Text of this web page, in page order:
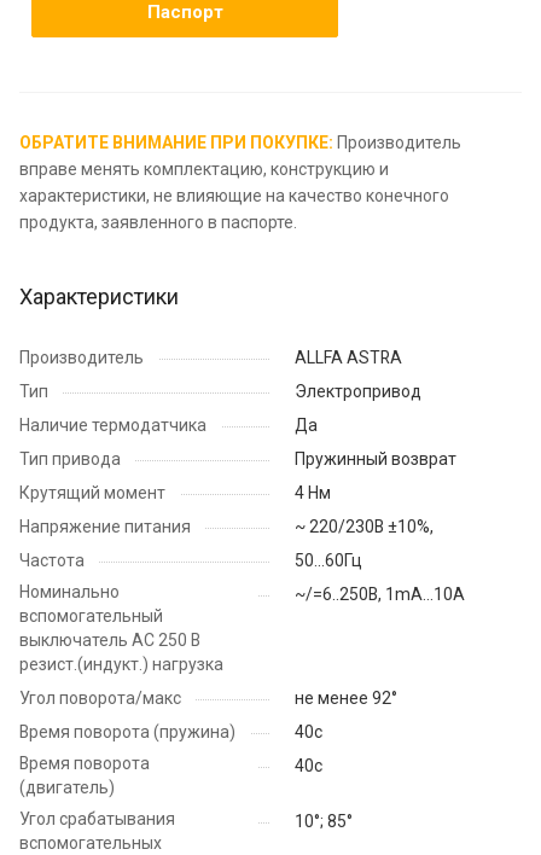
Паспорт
ОБРАТИТЕ ВНИМАНИЕ ПРИ ПОКУПКЕ: Производитель
вправе менять комплектацию, конструкцию и
характеристики, не влияющие на качество конечного
продукта, заявленного в паспорте.
Характеристики
Производитель
ALLFA ASTRA
Тип
Электропривод
Наличие термодатчика
Да
Тип привода
Пружинный возврат
Крутящий момент
4 Нм
Напряжение питания
~ 220/230В ±10%,
Частота
50...60Гц
Номинально
вспомогательный
выключатель АС 250 В
резист.(индукт.) нагрузка
~/=6..250В, 1mA…10A
Угол поворота/макс
не менее 92°
Время поворота (пружина)
40с
Время поворота
(двигатель)
40с
Угол срабатывания
вспомогательных
10°; 85°